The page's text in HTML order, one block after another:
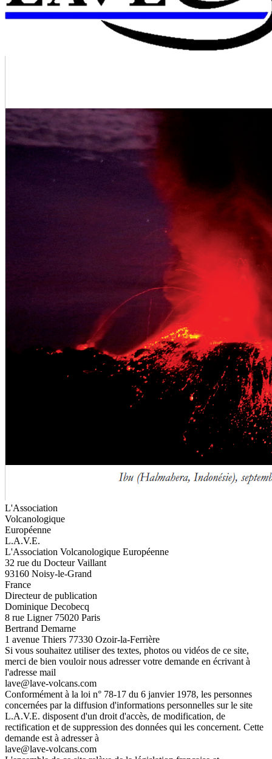
L'Association
Volcanologique
Européenne
L.A.V.E.
L'Association Volcanologique Européenne
32 rue du Docteur Vaillant
93160 Noisy-le-Grand
France
Directeur de publication
Dominique Decobecq
8 rue Ligner 75020 Paris
Bertrand Demarne
1 avenue Thiers 77330 Ozoir-la-Ferrière
Si vous souhaitez utiliser des textes, photos ou vidéos de ce site,
merci de bien vouloir nous adresser votre demande en écrivant à
l'adresse mail
lave@lave-volcans.com
Conformément à la loi n° 78-17 du 6 janvier 1978, les personnes
concernées par la diffusion d'informations personnelles sur le site
L.A.V.E. disposent d'un droit d'accès, de modification, de
rectification et de suppression des données qui les concernent. Cette
demande est à adresser à
lave@lave-volcans.com